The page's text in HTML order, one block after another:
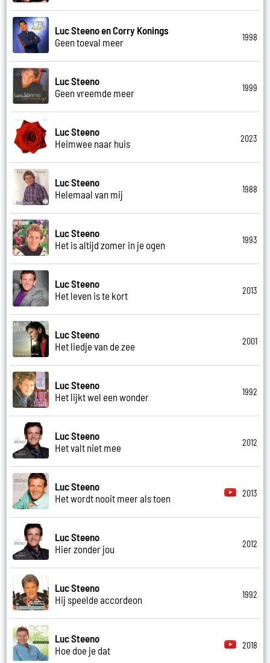
Luc Steeno en Corry Konings
Geen toeval meer
1998
Luc Steeno
Geen vreemde meer
1999
Luc Steeno
Heimwee naar huis
2023
Luc Steeno
Helemaal van mij
1988
Luc Steeno
Het is altijd zomer in je ogen
1993
Luc Steeno
Het leven is te kort
2013
Luc Steeno
Het liedje van de zee
2001
Luc Steeno
Het lijkt wel een wonder
1992
Luc Steeno
Het valt niet mee
2012
Luc Steeno
Het wordt nooit meer als toen
2013
Luc Steeno
Hier zonder jou
2012
Luc Steeno
Hij speelde accordeon
1992
Luc Steeno
Hoe doe je dat
2018